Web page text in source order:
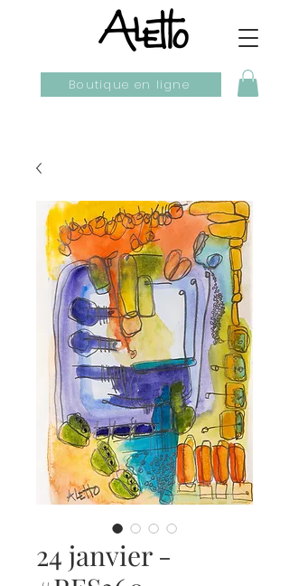
Boutique en ligne
24 janvier -